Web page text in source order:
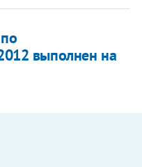
выполнен на